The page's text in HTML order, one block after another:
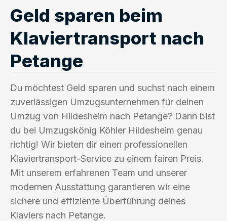
Geld sparen beim
Klaviertransport nach
Petange
Du möchtest Geld sparen und suchst nach einem
zuverlässigen Umzugsunternehmen für deinen
Umzug von Hildesheim nach Petange? Dann bist
du bei Umzugskönig Köhler Hildesheim genau
richtig! Wir bieten dir einen professionellen
Klaviertransport-Service zu einem fairen Preis.
Mit unserem erfahrenen Team und unserer
modernen Ausstattung garantieren wir eine
sichere und effiziente Überführung deines
Klaviers nach Petange.